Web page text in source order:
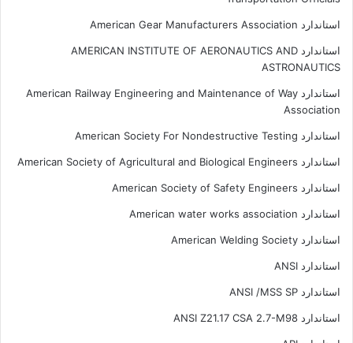
استاندارد American Gear Manufacturers Association
استاندارد AMERICAN INSTITUTE OF AERONAUTICS AND
ASTRONAUTICS
استاندارد American Railway Engineering and Maintenance of Way
Association
استاندارد American Society For Nondestructive Testing
استاندارد American Society of Agricultural and Biological Engineers
استاندارد American Society of Safety Engineers
استاندارد American water works association
استاندارد American Welding Society
استاندارد ANSI
استاندارد ANSI /MSS SP
استاندارد ANSI Z21.17 CSA 2.7-M98